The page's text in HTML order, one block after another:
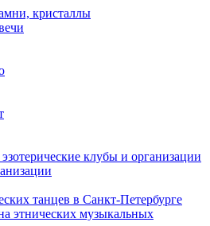
кристаллы
клубы и организации
танцев в Санкт-Петербурге
этнических музыкальных